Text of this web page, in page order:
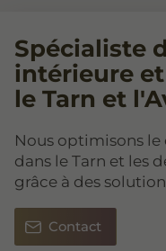
Spécialiste
intérieure
le Tarn et
Nous optimisons
dans le Tarn et les
grâce à des
Contact